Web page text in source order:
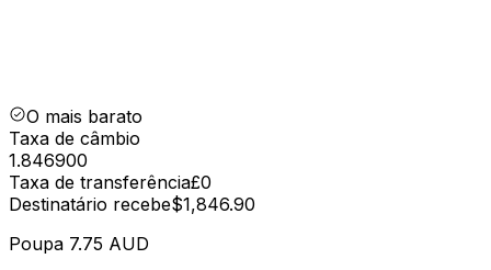
O mais barato
Taxa de câmbio
1.846900
Taxa de transferência£0
Destinatário recebe$1,846.90
Poupa 7.75 AUD